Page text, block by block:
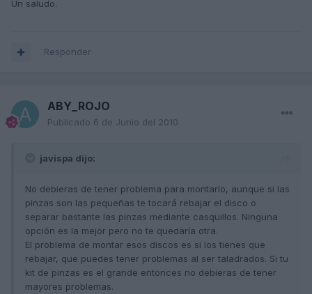
Un saludo.
Responder
ABY_ROJO
Publicado 6 de Junio del 2010
javispa dijo:
No debieras de tener problema para montarlo, aunque si las
pinzas son las pequeñas te tocará rebajar el disco o
separar bastante las pinzas mediante casquillos. Ninguna
opción es la mejor pero no te quedaría otra.
El problema de montar esos discos es si los tienes que
rebajar, que puedes tener problemas al ser taladrados. Si tu
kit de pinzas es el grande entonces no debieras de tener
mayores problemas.